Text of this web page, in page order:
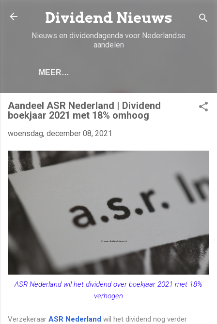
Doorgaan naar hoofdcontent
Dividend Nieuws
Nieuws en dividendagenda voor Nederlandse
aandelen
MEER…
Aandeel ASR Nederland | Dividend
boekjaar 2021 met 18% omhoog
woensdag, december 08, 2021
ASR Nederland wil het dividend over boekjaar 2021 met 18%
verhogen
Verzekeraar ASR Nederland wil het dividend nog verder